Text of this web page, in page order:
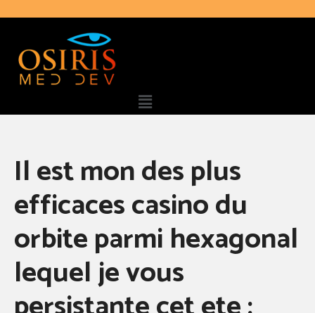
Il est mon des plus
efficaces casino du
orbite parmi hexagonal
lequel je vous